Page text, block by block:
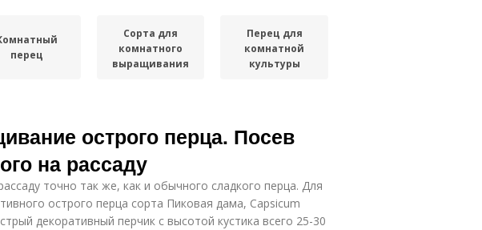
перец
Сорта для
комнатного
выращивания
Перец для
комнатной
культуры
острого перца. Посев
на рассаду
точно так же, как и обычного сладкого перца. Для
острого перца сорта Пиковая дама, Capsicum
декоративный перчик с высотой кустика всего 25-30